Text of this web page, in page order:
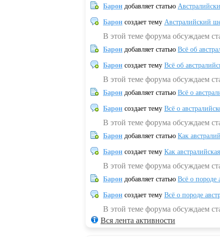
Барон добавляет статью
Барон создает тему Австралийский
В этой теме форума обсуждаем
Барон добавляет статью Всё об
Барон создает тему Всё об
В этой теме форума обсуждаем
Барон добавляет статью Всё о
Барон создает тему Всё о
В этой теме форума обсуждаем
Барон добавляет статью Как
Барон создает тему Как
В этой теме форума обсуждаем
Барон добавляет статью Всё о породе
Барон создает тему Всё о породе
В этой теме форума обсуждаем
Вся лента активности